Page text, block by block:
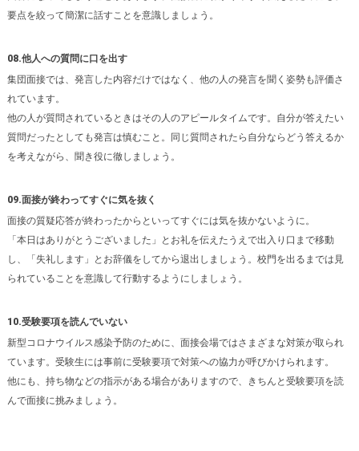
要点を絞って簡潔に話すことを意識しましょう。
08.他人への質問に口を出す
集団面接では、発言した内容だけではなく、他の人の発言を聞く姿勢も評価さ
れています。
他の人が質問されているときはその人のアピールタイムです。自分が答えたい
質問だったとしても発言は慎むこと。同じ質問されたら自分ならどう答えるか
を考えながら、聞き役に徹しましょう。
09.面接が終わってすぐに気を抜く
面接の質疑応答が終わったからといってすぐには気を抜かないように。
「本日はありがとうございました」とお礼を伝えたうえで出入り口まで移動
し、「失礼します」とお辞儀をしてから退出しましょう。校門を出るまでは見
られていることを意識して行動するようにしましょう。
10.受験要項を読んでいない
新型コロナウイルス感染予防のために、面接会場ではさまざまな対策が取られ
ています。受験生には事前に受験要項で対策への協力が呼びかけられます。
他にも、持ち物などの指示がある場合がありますので、きちんと受験要項を読
んで面接に挑みましょう。